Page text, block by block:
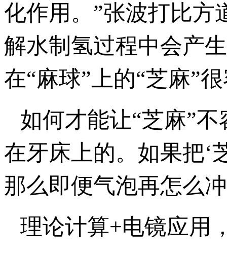
化作用。”张波打比
解水制氢过程中会产
在“麻球”上的“芝麻”
如何才能让“芝麻”
在牙床上的。如果把‘
那么即便气泡再怎么
理论计算+电镜应用